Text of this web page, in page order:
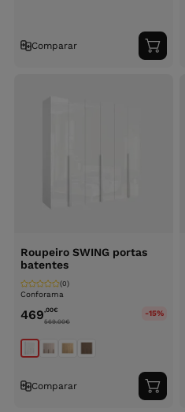
Comparar
ao
Roupeiro SWING portas
batentes
Conforama
(0)
469,00€
569.00€
-15%
Comparar
ao